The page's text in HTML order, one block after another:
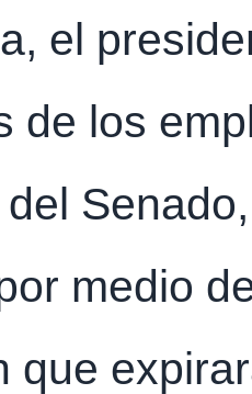
el
de los
medio
que